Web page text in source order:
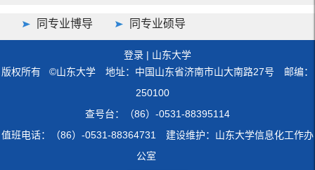
同专业博导 同专业硕导
登录 | 山东大学
版权所有 ©山东大学 地址：中国山东省济南市山大南路27号 邮编：
250100
查号台：（86）-0531-88395114
值班电话：（86）-0531-88364731 建设维护：山东大学信息化工作办
公室